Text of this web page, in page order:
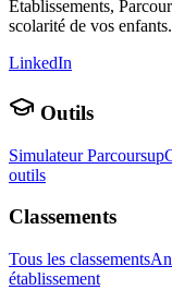
Établissements,
scolarité de vos enfants.
LinkedIn
Outils
Simulateur Parcoursup
outils
Classements
Tous les classements
établissement